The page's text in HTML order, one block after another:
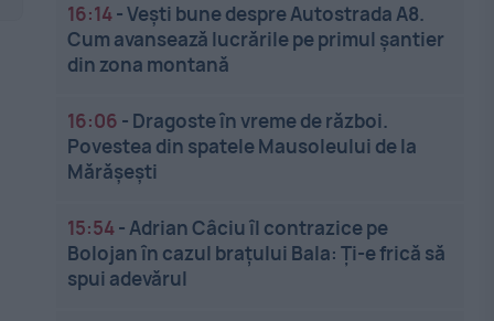
16:14-Vești bune despre Autostrada A8.
Cum avansează lucrările pe primul șantier
din zona montană
16:06 - Dragoste în vreme de război.
Povestea din spatele Mausoleului de la
Mărășești
15:54-Adrian Câciu îl contrazice pe
Bolojan în cazul brațului Bala: Ți-e frică să
spui adevărul